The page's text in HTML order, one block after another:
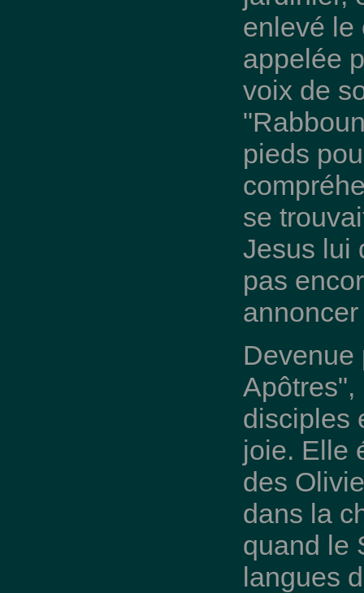
enlevé le
appelée
voix de
pieds
se
Jesus lui
pas
Devenue
Apôtres",
disciples
joie. Elle
des
dans la
quand le
langues